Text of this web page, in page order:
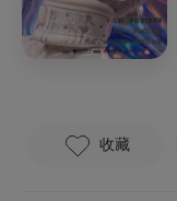
收藏